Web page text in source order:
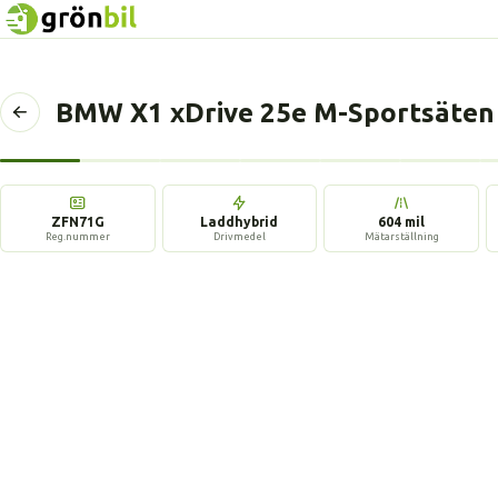
Tillbaka
föregående
sida
BMW X1 xDrive 25e M-Sportsäten
ZFN71G
Reg.nummer
Laddhybrid
Drivmedel
604 mil
Mätarställning